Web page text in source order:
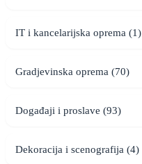
IT i kancelarijska oprema (1)
Gradjevinska oprema (70)
Događaji i proslave (93)
Dekoracija i scenografija (4)